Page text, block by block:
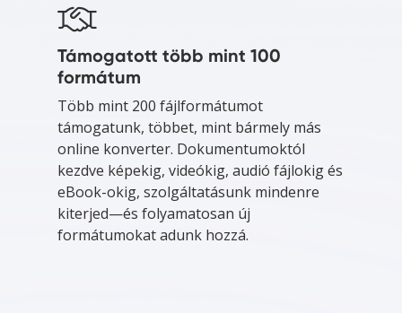
Támogatott több mint 100
formátum
Több mint 200 fájlformátumot
támogatunk, többet, mint bármely más
online konverter. Dokumentumoktól
kezdve képekig, videókig, audió fájlokig és
eBook-okig, szolgáltatásunk mindenre
kiterjed—és folyamatosan új
formátumokat adunk hozzá.